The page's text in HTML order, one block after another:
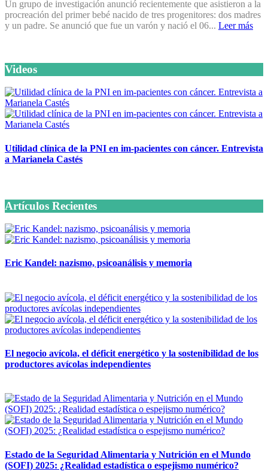
Un grupo de investigación anunció recientemente que asistieron a la
procreación del primer bebé nacido de tres progenitores: dos madres
y un padre. Se anunció que fue un varón y nació el 06... Leer más
Videos
Utilidad clínica de la PNI en im-pacientes con cáncer. Entrevista
a Marianela Castés
Artículos Recientes
Eric Kandel: nazismo, psicoanálisis y memoria
El negocio avícola, el déficit energético y la sostenibilidad de los
productores avícolas independientes
Estado de la Seguridad Alimentaria y Nutrición en el Mundo
(SOFI) 2025: ¿Realidad estadística o espejismo numérico?